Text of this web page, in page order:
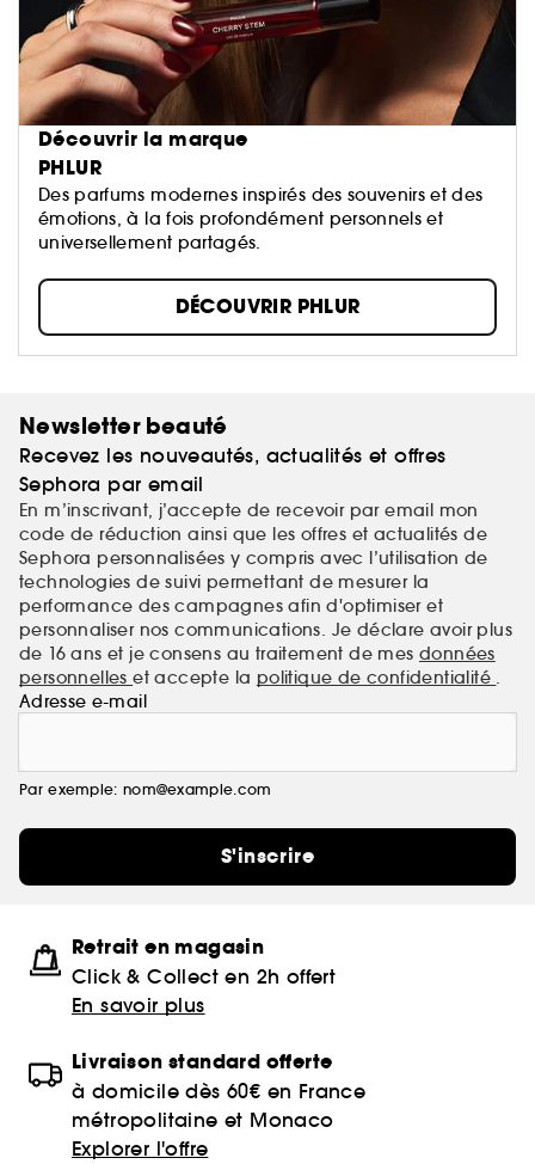
Découvrir la marque
PHLUR
Des parfums modernes inspirés des souvenirs et des
émotions, à la fois profondément personnels et
universellement partagés.
DÉCOUVRIR PHLUR
Newsletter beauté
Recevez les nouveautés, actualités et offres
Sephora par email
En m’inscrivant, j’accepte de recevoir par email mon
code de réduction ainsi que les offres et actualités de
Sephora personnalisées y compris avec l’utilisation de
technologies de suivi permettant de mesurer la
performance des campagnes afin d'optimiser et
personnaliser nos communications. Je déclare avoir plus
de 16 ans et je consens au traitement de mes données
personnelleset accepte la politique de confidentialité .
Adresse e-mail
Par exemple: nom@example.com
S'inscrire
Retrait en magasin
Click & Collect en 2h offert
En savoir plus
Livraison standard offerte
à domicile dès 60€ en France
métropolitaine et Monaco
Explorer l'offre